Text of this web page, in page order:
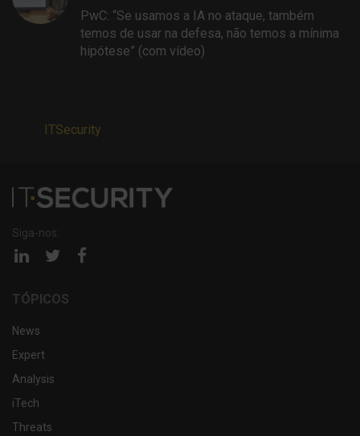
PwC: “Se usamos a IA no ataque, também
temos de usar na defesa, não temos a mínima
hipótese” (com vídeo)
ITSecurity
Siga-nos:
Página Página
TÓPICOS
News
Expert
Analysis
iTech
Threats